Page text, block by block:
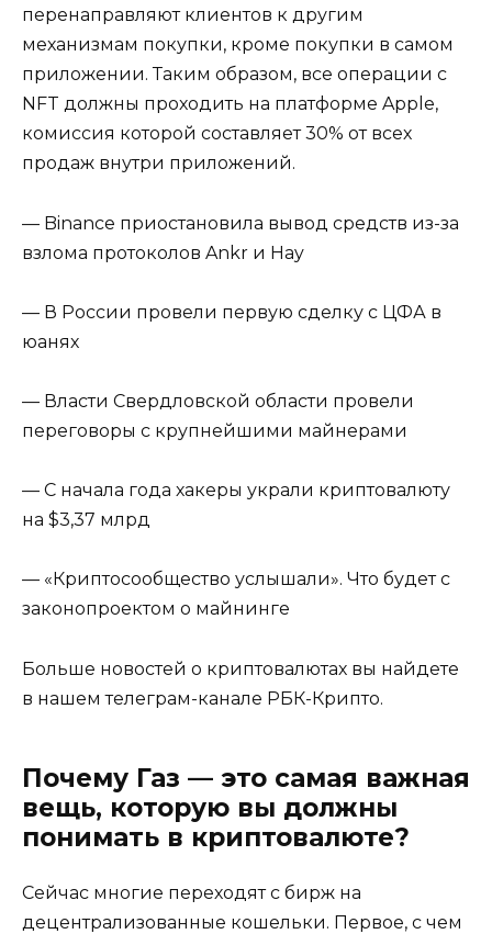
перенаправляют клиентов к другим
механизмам покупки, кроме покупки в самом
приложении. Таким образом, все операции с
NFT должны проходить на платформе Apple,
комиссия которой составляет 30% от всех
продаж внутри приложений.
— Binance приостановила вывод средств из-за
взлома протоколов Ankr и Hay
— В России провели первую сделку с ЦФА в
юанях
— Власти Свердловской области провели
переговоры с крупнейшими майнерами
— С начала года хакеры украли криптовалюту
на $3,37 млрд
— «Криптосообщество услышали». Что будет с
законопроектом о майнинге
Больше новостей о криптовалютах вы найдете
в нашем телеграм-канале РБК-Крипто.
Почему Газ — это самая важная
вещь, которую вы должны
понимать в криптовалюте?
Сейчас многие переходят с бирж на
децентрализованные кошельки. Первое, с чем